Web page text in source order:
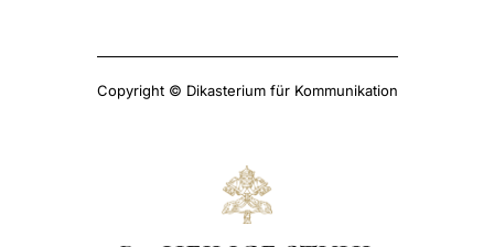
Copyright © Dikasterium für Kommunikation